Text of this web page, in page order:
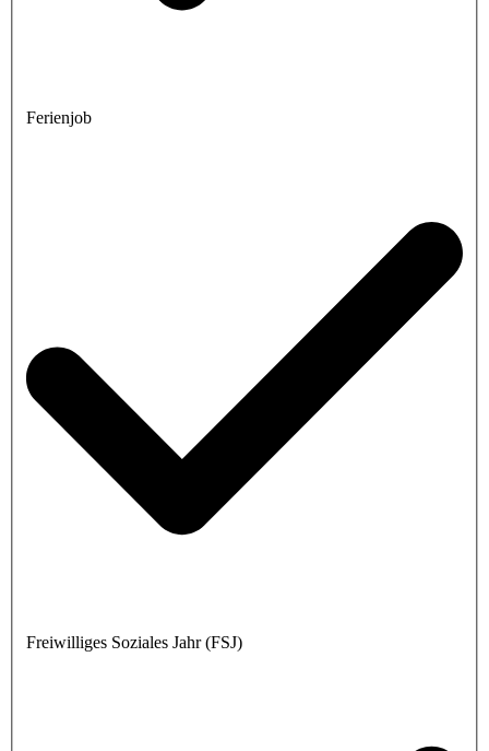
Ferienjob
Freiwilliges Soziales Jahr (FSJ)